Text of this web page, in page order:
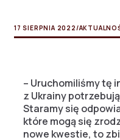
17 SIERPNIA 2022 /
– Uruchomiliśmy tę
z Ukrainy
Staramy się
które mogą się
nowe kwestie, to